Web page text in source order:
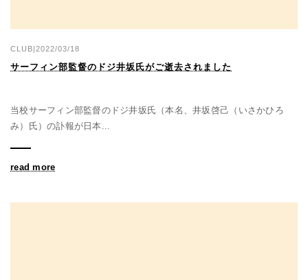
CLUB|2022/03/18
サーフィン部監督のドジ井坂氏がご逝去されました
当校サーフィン部監督のドジ井坂氏（本名、井坂啓己（いさかひろ
み）氏）の訃報が日本...
read more